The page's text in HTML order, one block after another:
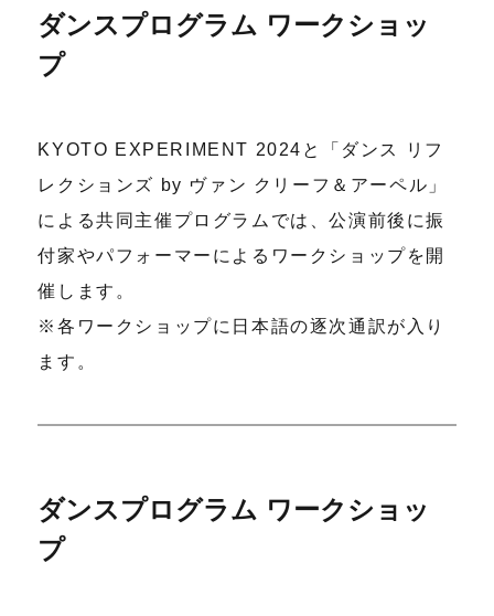
ダンスプログラム ワークショッ
プ
KYOTO EXPERIMENT 2024と「ダンス リフ
レクションズ by ヴァン クリーフ＆アーペル」
による共同主催プログラムでは、公演前後に振
付家やパフォーマーによるワークショップを開
催します。
※各ワークショップに日本語の逐次通訳が入り
ます。
ダンスプログラム ワークショッ
プ